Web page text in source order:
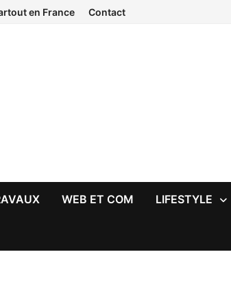
en France Contact
WEB ET COM LIFESTYLE